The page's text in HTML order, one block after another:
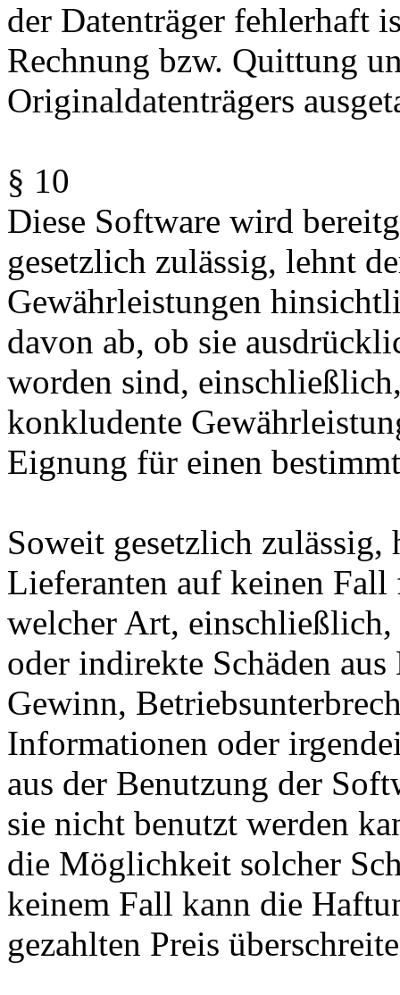
der Datenträger fehlerhaft
Rechnung bzw. Quittung
Originaldatenträgers
§ 10
Diese Software wird
gesetzlich zulässig, lehnt
Gewährleistungen
davon ab, ob sie
worden sind,
konkludente
Eignung für einen
Soweit gesetzlich zulässig,
Lieferanten auf keinen
welcher Art,
oder indirekte Schäden
Gewinn,
Informationen oder
aus der Benutzung der
sie nicht benutzt werden
die Möglichkeit solcher
keinem Fall kann die
gezahlten Preis